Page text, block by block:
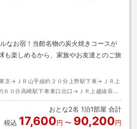
なお宿！当館名物の炭火焼きコースが
も楽しめるから、家族やお友達とのご旅
京→ＪＲ山手線約２０分上野駅下車→ＪＲ上
６０分高崎駅下車東口出口→ＪＲ上越線長
下車→タクシー約３０分
おとな2名 1泊1部屋 合計
税込 17,600円 〜 90,200円